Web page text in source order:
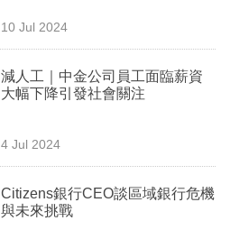
10 Jul 2024
減人工｜中金公司員工面臨薪資
大幅下降引發社會關注
4 Jul 2024
Citizens銀行CEO談區域銀行危機
與未來挑戰